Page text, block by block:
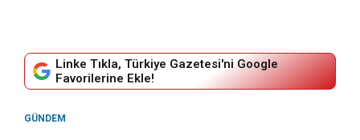
Linke Tıkla, Türkiye Gazetesi'ni Google
Favorilerine Ekle!
GÜNDEM